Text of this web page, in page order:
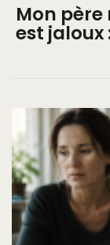
Mon père
est